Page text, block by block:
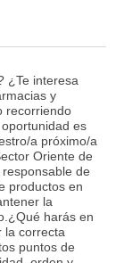
¿Te interesa
y
recorriendo
es
a próximo/a
Oriente de
de
productos en
la
harás en
la correcta
puntos de